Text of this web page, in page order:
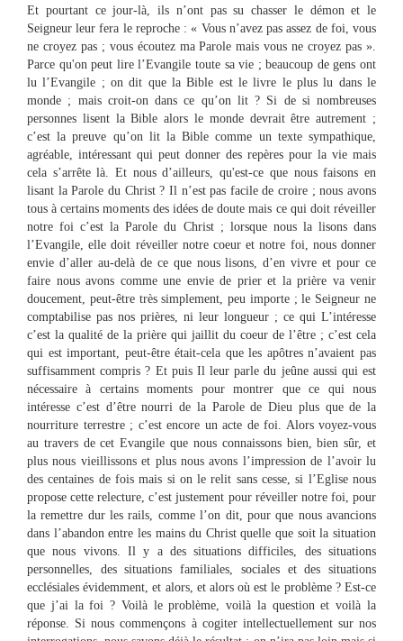
Et pourtant ce jour-là, ils n’ont pas su chasser le démon et le
Seigneur leur fera le reproche : « Vous n’avez pas assez de foi, vous
ne croyez pas ; vous écoutez ma Parole mais vous ne croyez pas ».
Parce qu'on peut lire l’Evangile toute sa vie ; beaucoup de gens ont
lu l’Evangile ; on dit que la Bible est le livre le plus lu dans le
monde ; mais croit-on dans ce qu’on lit ? Si de si nombreuses
personnes lisent la Bible alors le monde devrait être autrement ;
c’est la preuve qu’on lit la Bible comme un texte sympathique,
agréable, intéressant qui peut donner des repères pour la vie mais
cela s’arrête là. Et nous d’ailleurs, qu'est-ce que nous faisons en
lisant la Parole du Christ ? Il n’est pas facile de croire ; nous avons
tous à certains moments des idées de doute mais ce qui doit réveiller
notre foi c’est la Parole du Christ ; lorsque nous la lisons dans
l’Evangile, elle doit réveiller notre coeur et notre foi, nous donner
envie d’aller au-delà de ce que nous lisons, d’en vivre et pour ce
faire nous avons comme une envie de prier et la prière va venir
doucement, peut-être très simplement, peu importe ; le Seigneur ne
comptabilise pas nos prières, ni leur longueur ; ce qui L’intéresse
c’est la qualité de la prière qui jaillit du coeur de l’être ; c’est cela
qui est important, peut-être était-cela que les apôtres n’avaient pas
suffisamment compris ? Et puis Il leur parle du jeûne aussi qui est
nécessaire à certains moments pour montrer que ce qui nous
intéresse c’est d’être nourri de la Parole de Dieu plus que de la
nourriture terrestre ; c’est encore un acte de foi. Alors voyez-vous
au travers de cet Evangile que nous connaissons bien, bien sûr, et
plus nous vieillissons et plus nous avons l’impression de l’avoir lu
des centaines de fois mais si on le relit sans cesse, si l’Eglise nous
propose cette relecture, c’est justement pour réveiller notre foi, pour
la remettre dur les rails, comme l’on dit, pour que nous avancions
dans l’abandon entre les mains du Christ quelle que soit la situation
que nous vivons. Il y a des situations difficiles, des situations
personnelles, des situations familiales, sociales et des situations
ecclésiales évidemment, et alors, et alors où est le problème ? Est-ce
que j’ai la foi ? Voilà le problème, voilà la question et voilà la
réponse. Si nous commençons à cogiter intellectuellement sur nos